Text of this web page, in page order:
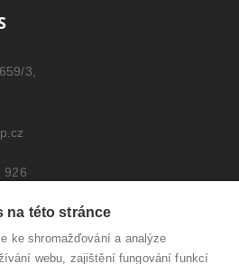
3,
926
na této stránce
ke shromažďování a analýze
webu, zajištění fungování funkcí